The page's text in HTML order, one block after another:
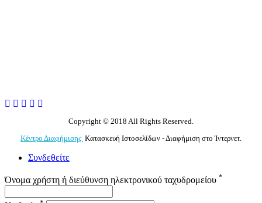
Copyright © 2018 All Rights Reserved.
Κέντρο Διαφήμισης Κατασκευή Ιστοσελίδων - Διαφήμιση στο Ίντερνετ.
Συνδεθείτε
Όνομα χρήστη ή διεύθυνση ηλεκτρονικού ταχυδρομείου *